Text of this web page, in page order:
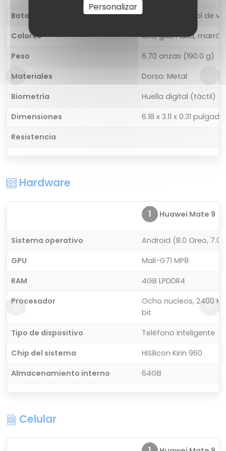
Botones
Derecha: control de
Colores
Oro, gris, Plata,
Peso
6.70 onzas (190.0 g)
Materiales
Dorso: Metal
Biometría
Huella digital (táctil)
Dimensiones
6.18 x 3.11 x 0.31
Resistencia
Hardware
1 Huawei Mate 9
Sistema operativo
Android (8.0 Oreo, 7.0
GPU
Mali-G71 MP8
RAM
4GB LPDDR4
Procesador
Ocho nucleos, 2400
bit
Tipo de dispositivo
Teléfono inteligente
Chip del sistema
HiSilicon Kirin 960
Almacenamiento interno
64GB
Celular
Personalizar